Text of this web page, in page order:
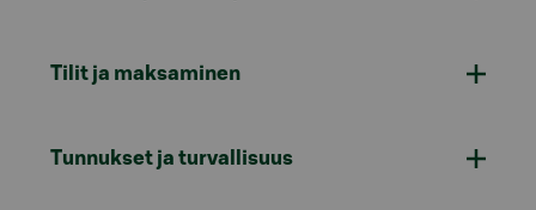
Tilit ja maksaminen
Tunnukset ja turvallisuus